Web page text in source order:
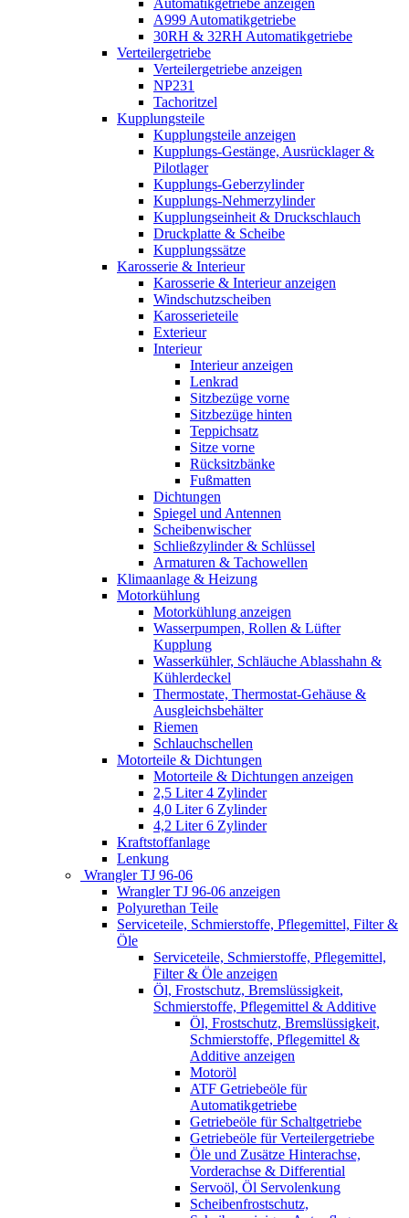
A999 Automatikgetriebe
30RH & 32RH Automatikgetriebe
Verteilergetriebe
Verteilergetriebe anzeigen
NP231
Tachoritzel
Kupplungsteile
Kupplungsteile anzeigen
Kupplungs-Gestänge, Ausrücklager &
Pilotlager
Kupplungs-Geberzylinder
Kupplungs-Nehmerzylinder
Kupplungseinheit & Druckschlauch
Druckplatte & Scheibe
Kupplungssätze
Karosserie & Interieur
Karosserie & Interieur anzeigen
Windschutzscheiben
Karosserieteile
Exterieur
Interieur
Interieur anzeigen
Lenkrad
Sitzbezüge vorne
Sitzbezüge hinten
Teppichsatz
Sitze vorne
Rücksitzbänke
Fußmatten
Dichtungen
Spiegel und Antennen
Scheibenwischer
Schließzylinder & Schlüssel
Armaturen & Tachowellen
Klimaanlage & Heizung
Motorkühlung
Motorkühlung anzeigen
Wasserpumpen, Rollen & Lüfter
Kupplung
Wasserkühler, Schläuche Ablasshahn &
Kühlerdeckel
Thermostate, Thermostat-Gehäuse &
Ausgleichsbehälter
Riemen
Schlauchschellen
Motorteile & Dichtungen
Motorteile & Dichtungen anzeigen
2,5 Liter 4 Zylinder
4,0 Liter 6 Zylinder
4,2 Liter 6 Zylinder
Kraftstoffanlage
Lenkung
Wrangler TJ 96-06
Wrangler TJ 96-06 anzeigen
Polyurethan Teile
Serviceteile, Schmierstoffe, Pflegemittel, Filter &
Öle
Serviceteile, Schmierstoffe, Pflegemittel,
Filter & Öle anzeigen
Öl, Frostschutz, Bremslüssigkeit,
Schmierstoffe, Pflegemittel & Additive
Öl, Frostschutz, Bremslüssigkeit,
Schmierstoffe, Pflegemittel &
Additive anzeigen
Motoröl
ATF Getriebeöle für
Automatikgetriebe
Getriebeöle für Schaltgetriebe
Getriebeöle für Verteilergetriebe
Öle und Zusätze Hinterachse,
Vorderachse & Differential
Servoöl, Öl Servolenkung
Scheibenfrostschutz,